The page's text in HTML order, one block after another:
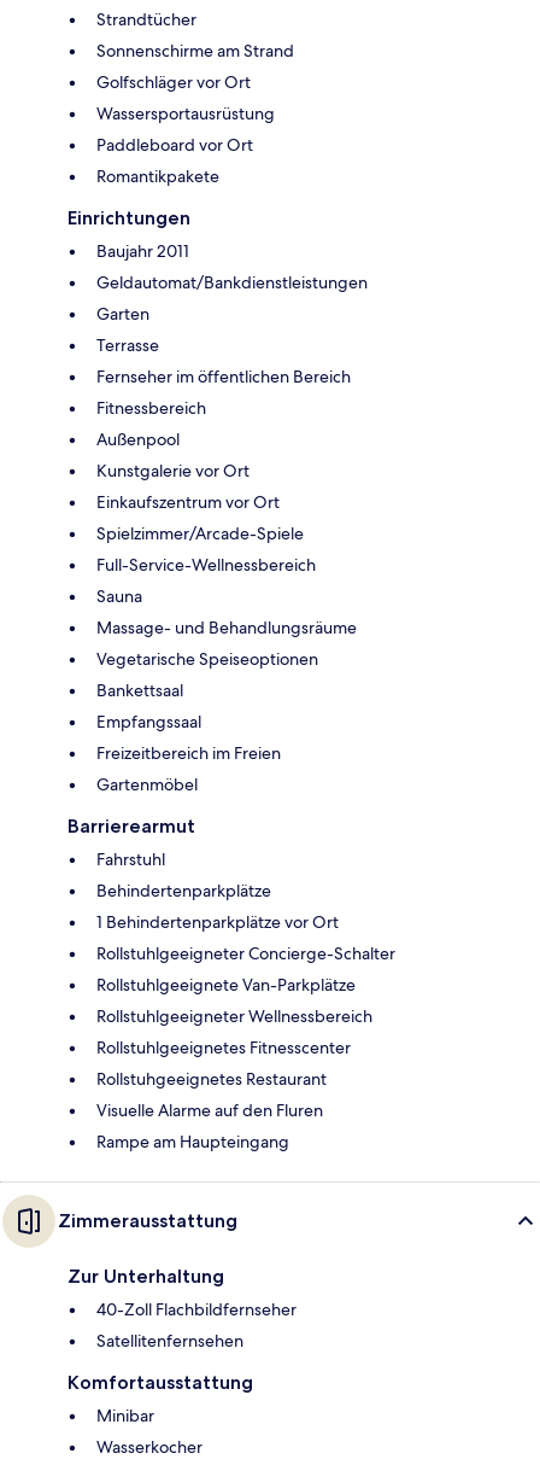
Strandtücher
Sonnenschirme am Strand
Golfschläger vor Ort
Wassersportausrüstung
Paddleboard vor Ort
Romantikpakete
Einrichtungen
Baujahr 2011
Geldautomat/Bankdienstleistungen
Garten
Terrasse
Fernseher im öffentlichen Bereich
Fitnessbereich
Außenpool
Kunstgalerie vor Ort
Einkaufszentrum vor Ort
Spielzimmer/Arcade-Spiele
Full-Service-Wellnessbereich
Sauna
Massage- und Behandlungsräume
Vegetarische Speiseoptionen
Bankettsaal
Empfangssaal
Freizeitbereich im Freien
Gartenmöbel
Barrierearmut
Fahrstuhl
Behindertenparkplätze
1 Behindertenparkplätze vor Ort
Rollstuhlgeeigneter Concierge-Schalter
Rollstuhlgeeignete Van-Parkplätze
Rollstuhlgeeigneter Wellnessbereich
Rollstuhlgeeignetes Fitnesscenter
Rollstuhgeeignetes Restaurant
Visuelle Alarme auf den Fluren
Rampe am Haupteingang
Zimmerausstattung
Zur Unterhaltung
40-Zoll Flachbildfernseher
Satellitenfernsehen
Komfortausstattung
Minibar
Wasserkocher